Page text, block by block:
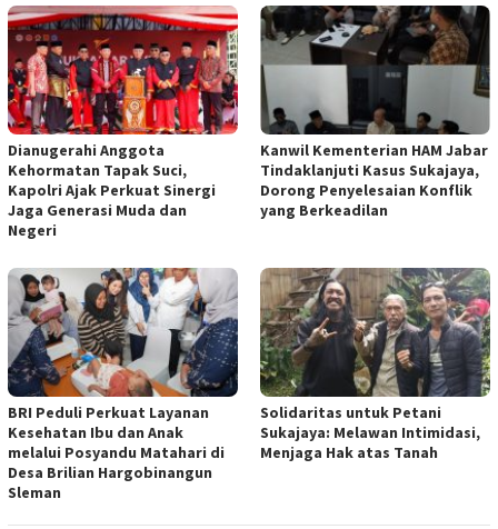
Dianugerahi Anggota
Kehormatan Tapak Suci,
Kapolri Ajak Perkuat Sinergi
Jaga Generasi Muda dan
Negeri
Kanwil Kementerian HAM Jabar
Tindaklanjuti Kasus Sukajaya,
Dorong Penyelesaian Konflik
yang Berkeadilan
BRI Peduli Perkuat Layanan
Kesehatan Ibu dan Anak
melalui Posyandu Matahari di
Desa Brilian Hargobinangun
Sleman
Solidaritas untuk Petani
Sukajaya: Melawan Intimidasi,
Menjaga Hak atas Tanah